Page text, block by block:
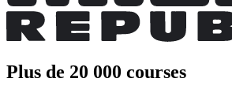
Plus de 20 000 courses